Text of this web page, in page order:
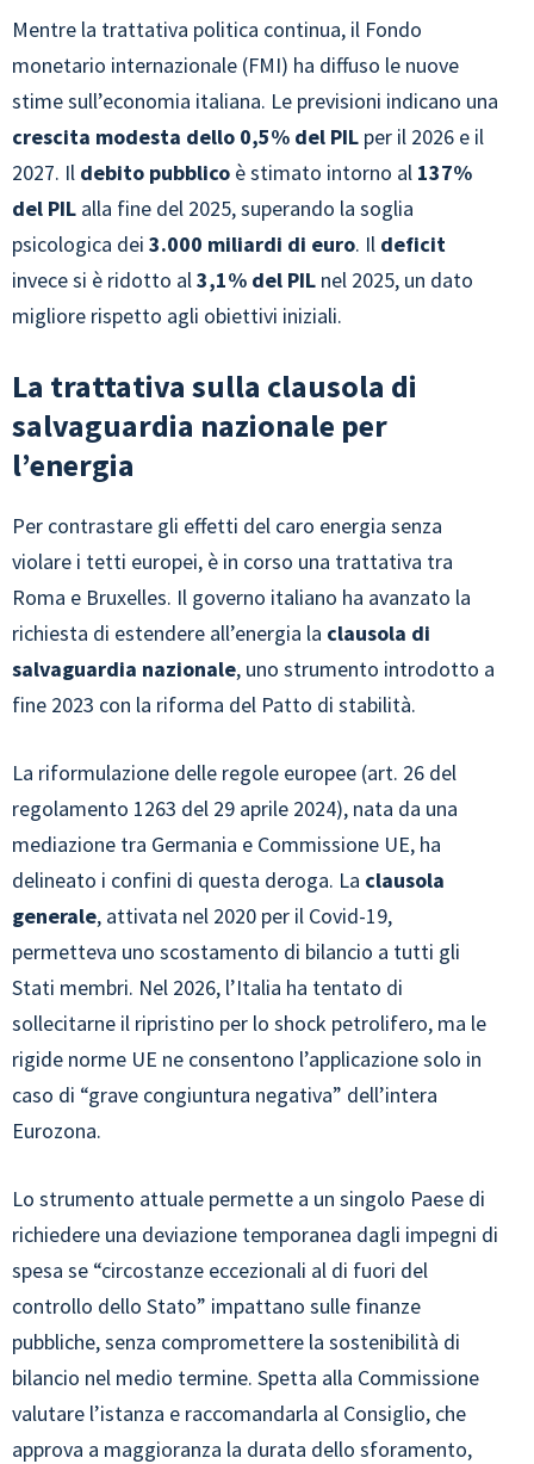
Mentre la trattativa politica continua, il Fondo
monetario internazionale (FMI) ha diffuso le nuove
stime sull’economia italiana. Le previsioni indicano una
crescita modesta dello 0,5% del PIL per il 2026 e il
2027. Il debito pubblico è stimato intorno al 137%
del PIL alla fine del 2025, superando la soglia
psicologica dei 3.000 miliardi di euro. Il deficit
invece si è ridotto al3,1% del PIL nel 2025, un dato
migliore rispetto agli obiettivi iniziali.
La trattativa sulla clausola di
salvaguardia nazionale per
l’energia
Per contrastare gli effetti del caro energia senza
violare i tetti europei, è in corso una trattativa tra
Roma e Bruxelles. Il governo italiano ha avanzato la
richiesta di estendere all’energia la clausola di
salvaguardia nazionale, uno strumento introdotto a
fine 2023 con la riforma del Patto di stabilità.
La riformulazione delle regole europee (art. 26 del
regolamento 1263 del 29 aprile 2024), nata da una
mediazione tra Germania e Commissione UE, ha
delineato i confini di questa deroga. La clausola
generale, attivata nel 2020 per il Covid-19,
permetteva uno scostamento di bilancio a tutti gli
Stati membri. Nel 2026, l’Italia ha tentato di
sollecitarne il ripristino per lo shock petrolifero, ma le
rigide norme UE ne consentono l’applicazione solo in
caso di “grave congiuntura negativa” dell’intera
Eurozona.
Lo strumento attuale permette a un singolo Paese di
richiedere una deviazione temporanea dagli impegni di
spesa se “circostanze eccezionali al di fuori del
controllo dello Stato” impattano sulle finanze
pubbliche, senza compromettere la sostenibilità di
bilancio nel medio termine. Spetta alla Commissione
valutare l’istanza e raccomandarla al Consiglio, che
approva a maggioranza la durata dello sforamento,